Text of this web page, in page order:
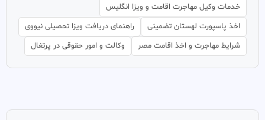
خدمات وکیل مهاجرت اقامت و ویزا انگلیس
اخذ پاسپورت لهستان تضمینی
راهنمای دریافت ویزا تحصیلی نیووی
شرایط مهاجرت و اخذ اقامت مصر
وکالت و امور حقوقی در پرتغال